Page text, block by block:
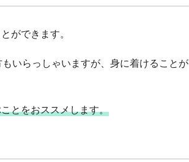
ができます。
いらっしゃいますが、身に着けることが
とをおススメします。